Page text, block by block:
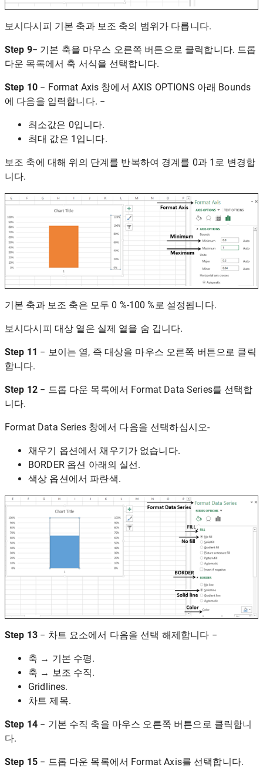
보시다시피 기본 축과 보조 축의 범위가 다릅니다.
Step 9− 기본 축을 마우스 오른쪽 버튼으로 클릭합니다. 드롭
다운 목록에서 축 서식을 선택합니다.
Step 10 − Format Axis 창에서 AXIS OPTIONS 아래 Bounds
에 다음을 입력합니다. −
최소값은 0입니다.
최대 값은 1입니다.
보조 축에 대해 위의 단계를 반복하여 경계를 0과 1로 변경합
니다.
기본 축과 보조 축은 모두 0 %-100 %로 설정됩니다.
보시다시피 대상 열은 실제 열을 숨 깁니다.
Step 11 − 보이는 열, 즉 대상을 마우스 오른쪽 버튼으로 클릭
합니다.
Step 12 − 드롭 다운 목록에서 Format Data Series를 선택합
니다.
Format Data Series 창에서 다음을 선택하십시오-
채우기 옵션에서 채우기가 없습니다.
BORDER 옵션 아래의 실선.
색상 옵션에서 파란색.
Step 13 − 차트 요소에서 다음을 선택 해제합니다 −
축 → 기본 수평.
축 → 보조 수직.
Gridlines.
차트 제목.
Step 14 − 기본 수직 축을 마우스 오른쪽 버튼으로 클릭합니
다.
Step 15 − 드롭 다운 목록에서 Format Axis를 선택합니다.